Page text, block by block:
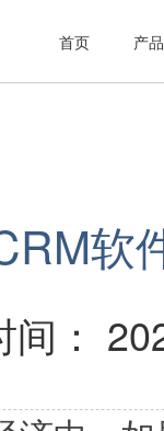
首页 产品
软
间：